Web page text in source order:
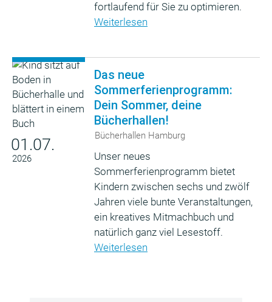
fortlaufend für Sie zu optimieren.
Weiterlesen
01.07.
2026
Das neue
Sommerferienprogramm:
Dein Sommer, deine
Bücherhallen!
Bücherhallen Hamburg
Unser neues
Sommerferienprogramm bietet
Kindern zwischen sechs und zwölf
Jahren viele bunte Veranstaltungen,
ein kreatives Mitmachbuch und
natürlich ganz viel Lesestoff.
Weiterlesen